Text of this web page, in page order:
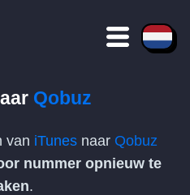
Qobuz
van iTunesnaar Qobuz
nummer opnieuw te
.